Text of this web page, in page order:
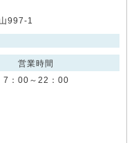
997-1
営業時間
7：00～22：00